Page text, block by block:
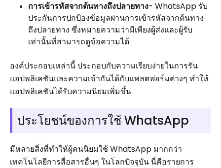
การเข้ารหัสจากต้นทางถึงปลายทาง- WhatsApp รับ
ประกันการปกป้องข้อมูลผ่านการเข้ารหัสจากต้นทาง
ถึงปลายทาง ซึ่งหมายความว่ามีเพียงผู้ส่งและผู้รับ
เท่านั้นที่สามารถดูข้อความได้
องค์ประกอบเหล่านี้ ประกอบกับความเรียบง่ายในการรัน
แอปพลิเคชันและความเข้ากันได้กับแพลตฟอร์มต่างๆ ทำให้
แอปพลิเคชันได้รับความนิยมเพิ่มขึ้น
ประโยชน์ของการใช้ WhatsApp
มีหลายสิ่งที่ทำให้ผู้คนนิยมใช้ WhatsApp มากกว่า
เทคโนโลยีการสื่อสารอื่นๆ ในโลกปัจจุบัน นี่คือรายการ